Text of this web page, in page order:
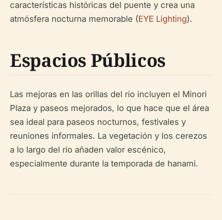
características históricas del puente y crea una
atmósfera nocturna memorable (EYE Lighting).
Espacios Públicos
Las mejoras en las orillas del río incluyen el Minori
Plaza y paseos mejorados, lo que hace que el área
sea ideal para paseos nocturnos, festivales y
reuniones informales. La vegetación y los cerezos
a lo largo del río añaden valor escénico,
especialmente durante la temporada de hanami.